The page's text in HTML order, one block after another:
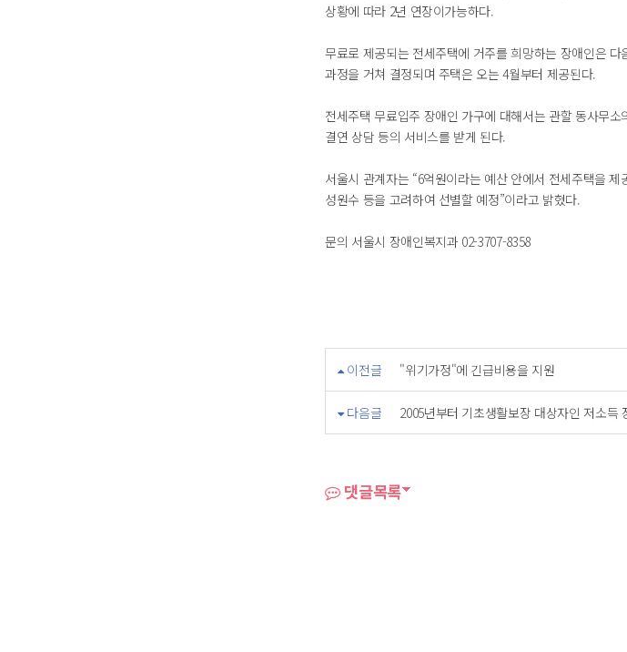
상황에 따라 2년 연장이가능하다.
무료로 제공되는 전세주택에 거주를 희망하는 장애인은
과정을 거쳐 결정되며 주택은 오는 4월부터 제공된다.
전세주택 무료입주 장애인 가구에 대해서는 관할 동사무
결연 상담 등의 서비스를 받게 된다.
서울시 관계자는 “6억원이라는 예산 안에서 전세주택을
성원수 등을 고려하여 선별할 예정”이라고 밝혔다.
문의 서울시 장애인복지과 02-3707-8358
이전글 "위기가정"에 긴급비용을 지원
다음글 2005년부터 기초생활보장 대상자인 저소득
댓글목록